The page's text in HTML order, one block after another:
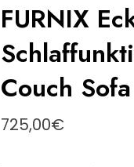
FURNIX
Couch
725,00€